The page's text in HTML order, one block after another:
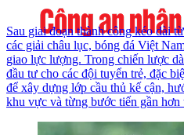
Sau giai đoạn thành công kéo dài
các giải châu lục, bóng đá Việt
giao lực lượng. Trong chiến lược
đầu tư cho các đội tuyển trẻ, đặc
để xây dựng lớp cầu thủ kế cận,
khu vực và từng bước tiến gần